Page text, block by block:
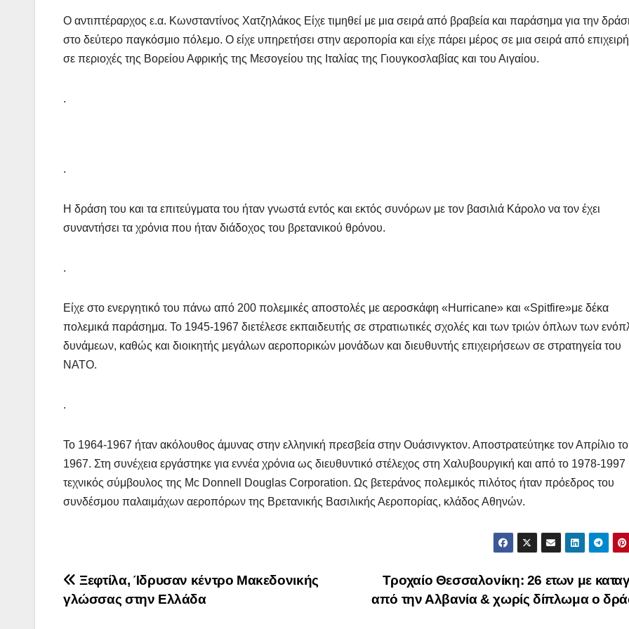
Ο αντιπτέραρχος ε.α. Κωνσταντίνος Χατζηλάκος Είχε τιμηθεί με μια σειρά από βραβεία και παράσημα για την
στο δεύτερο παγκόσμιο πόλεμο. Ο είχε υπηρετήσει στην αεροπορία και είχε πάρει μέρος σε μια σειρά από
σε περιοχές της Βορείου Αφρικής της Μεσογείου της Ιταλίας της Γιουγκοσλαβίας και του Αιγαίου.
.
.
Η δράση του και τα επιτεύγματα του ήταν γνωστά εντός και εκτός συνόρων με τον βασιλιά Κάρολο να τον έχει
συναντήσει τα χρόνια που ήταν διάδοχος του βρετανικού θρόνου.
.
Είχε στο ενεργητικό του πάνω από 200 πολεμικές αποστολές με αεροσκάφη «Hurricane» και «Spitfire»με δέκα
πολεμικά παράσημα. Το 1945-1967 διετέλεσε εκπαιδευτής σε στρατιωτικές σχολές και των τριών όπλων των
δυνάμεων, καθώς και διοικητής μεγάλων αεροπορικών μονάδων και διευθυντής επιχειρήσεων σε στρατηγεία του
ΝΑΤΟ.
.
Το 1964-1967 ήταν ακόλουθος άμυνας στην ελληνική πρεσβεία στην Ουάσινγκτον. Αποστρατεύτηκε τον Απρίλιο
1967. Στη συνέχεια εργάστηκε για εννέα χρόνια ως διευθυντικό στέλεχος στη Χαλυβουργική και από το 1978-1997
τεχνικός σύμβουλος της Mc Donnell Douglas Corporation. Ως βετεράνος πολεμικός πιλότος ήταν πρόεδρος του
συνδέσμου παλαιμάχων αεροπόρων της Βρετανικής Βασιλικής Αεροπορίας, κλάδος Αθηνών.
Πλοήγηση
άρθρων
Τροχαίο Θεσσαλονίκη: 26 ετων με
από την Αλβανία & χωρίς δίπλωμα ο
Ξεφτίλα, Ίδρυσαν κέντρο Μακεδονικής
γλώσσας στην Ελλάδα
πίσω απ τις
Φωτίες;